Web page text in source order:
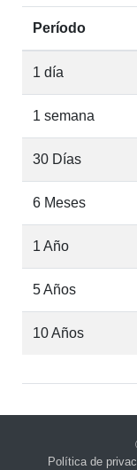
Período
1 día
1 semana
30 Días
6 Meses
1 Año
5 Años
10 Años
Política de